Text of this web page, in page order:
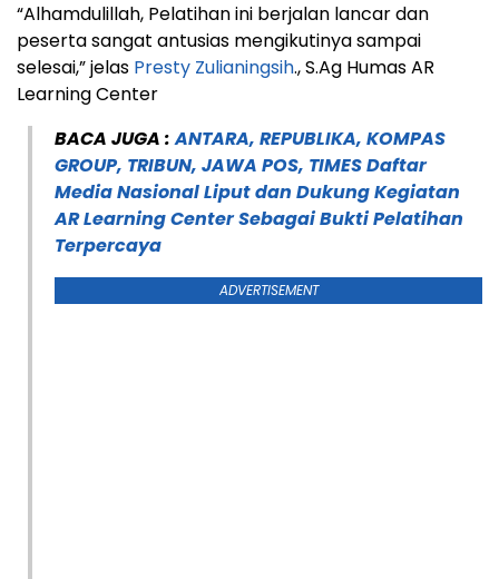
“Alhamdulillah, Pelatihan ini berjalan lancar dan
peserta sangat antusias mengikutinya sampai
selesai,” jelas Presty Zulianingsih., S.Ag Humas AR
Learning Center
BACA JUGA :ANTARA, REPUBLIKA, KOMPAS
GROUP, TRIBUN, JAWA POS, TIMES Daftar
Media Nasional Liput dan Dukung Kegiatan
AR Learning Center Sebagai Bukti Pelatihan
Terpercaya
ADVERTISEMENT